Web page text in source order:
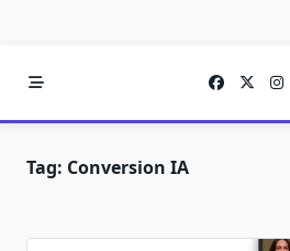
Tag: Conversion IA